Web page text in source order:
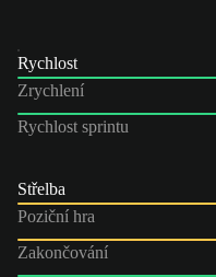
Rychlost
Zrychlení
Rychlost sprintu
Střelba
Poziční hra
Zakončování